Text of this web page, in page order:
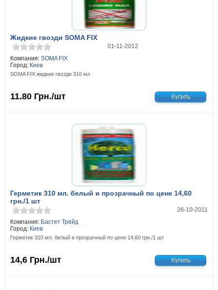
Жидкие гвозди SOMA FIX
01-11-2012
Компания: SOMA FIX
Город: Киев
SOMA FIX жидкие гвозди 310 мл
11.80 Грн./шт
Герметик 310 мл. белый и прозрачный по цене 14,60
грн./1 шт
26-10-2011
Компания: Бастет Трейд
Город: Киев
Герметик 310 мл. белый и прозрачный по цене 14,60 грн./1 шт
14,6 Грн./шт